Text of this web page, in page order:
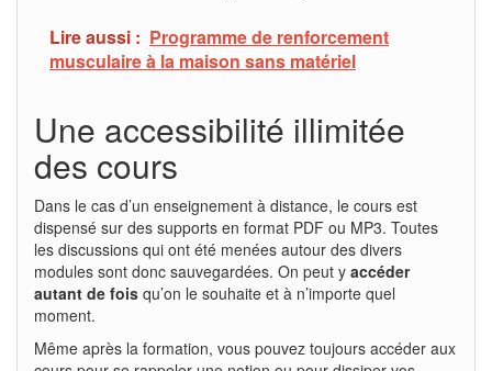
Lire aussi : Programme de renforcement
musculaire à la maison sans matériel
Une accessibilité illimitée
des cours
Dans le cas d’un enseignement à distance, le cours est
dispensé sur des supports en format PDF ou MP3. Toutes
les discussions qui ont été menées autour des divers
modules sont donc sauvegardées. On peut y accéder
autant de fois qu’on le souhaite et à n’importe quel
moment.
Même après la formation, vous pouvez toujours accéder aux